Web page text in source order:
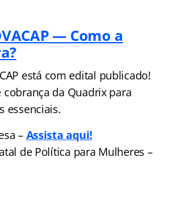
— Como a
está com edital publicado!
da Quadrix para
essenciais.
– Assista aqui!
de Política para Mulheres –